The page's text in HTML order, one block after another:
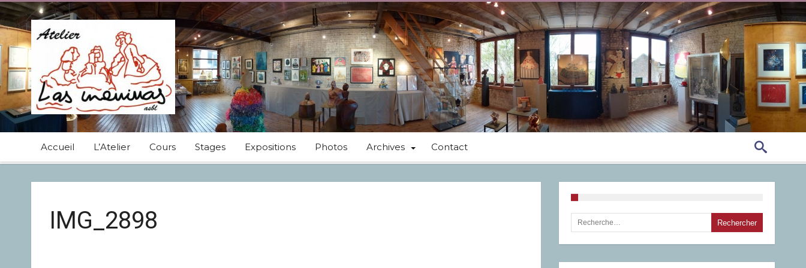
Accueil L’Atelier Cours Stages Expositions Photos Archives Contact
IMG_2898 Rechercher :